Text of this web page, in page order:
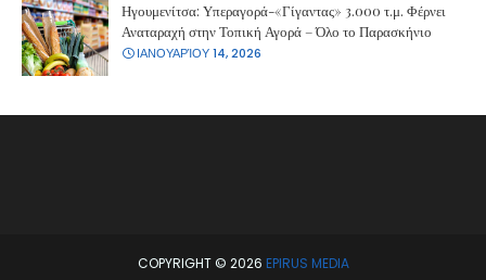
Ηγουμενίτσα: Υπεραγορά-«Γίγαντας» 3.000 τ.μ. Φέρνει
Αναταραχή στην Τοπική Αγορά – Όλο το Παρασκήνιο
ΙΑΝΟΥΑΡΊΟΥ 14, 2026
COPYRIGHT © 2026 EPIRUS MEDIA